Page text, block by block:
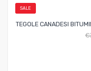
SALE
TEGOLE CANADESI
€